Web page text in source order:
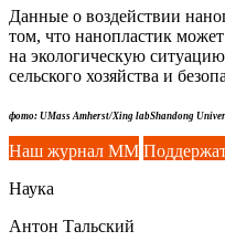
Данные о воздействии
том, что нанопластик
на экологическую
сельского хозяйства и
фото: UMass Amherst/Xing labShandong
Наш журнал ММ
Наука
Антон Тальский